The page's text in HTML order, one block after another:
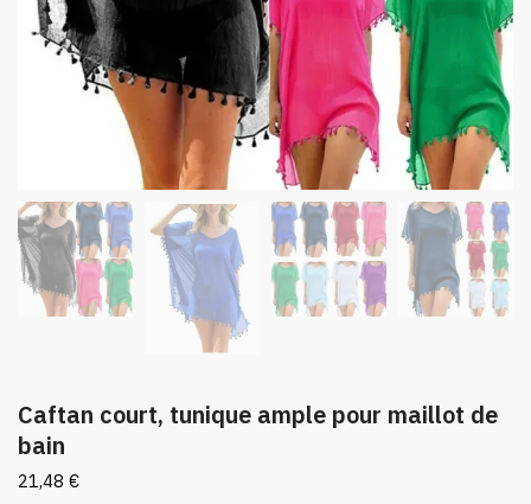
Caftan court, tunique ample pour maillot de
bain
21,48 €